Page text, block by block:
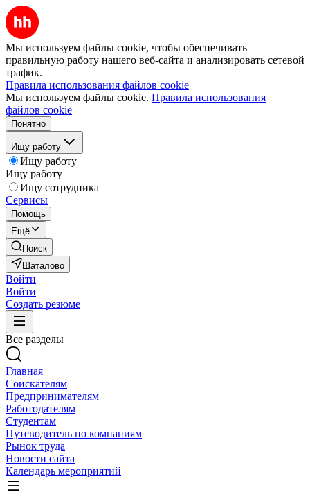
Мы используем файлы cookie, чтобы обеспечивать
правильную работу нашего веб-сайта и анализировать сетевой
трафик.
Правила использования файлов cookie
Мы используем файлы cookie. Правила использования
файлов cookie
Понятно
Ищу работу
Ищу работу
Ищу работу
Ищу сотрудника
Сервисы
Помощь
Ещё
Поиск
Шаталово
Войти
Войти
Создать резюме
Все разделы
Главная
Соискателям
Предпринимателям
Работодателям
Студентам
Путеводитель по компаниям
Рынок труда
Новости сайта
Календарь мероприятий